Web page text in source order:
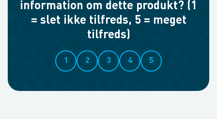
information om dette produkt? (1
= slet ikke tilfreds, 5 = meget
tilfreds)
1 2 3 4 5